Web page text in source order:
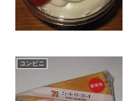
コンビニ